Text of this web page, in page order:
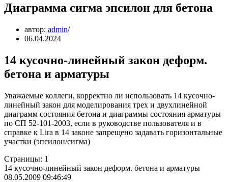
Диаграмма сигма эпсилон для бетона
автор: admin
06.04.2024
14 кусочно-линейный закон деформ.
бетона и арматуры
Уважаемые коллеги, корректно ли использовать 14 кусочно-
линейный закон для моделирования трех и двухлинейной
диaграмм состояния бетона и диаграммы состояния арматуры
по СП 52-101-2003, если в руководстве пользователя и в
справке к Lira в 14 законе запрещено задавать горизонтальные
участки (эпсилон/сигма)
Страницы: 1
14 кусочно-линейный закон деформ. бетона и арматуры
08.05.2009 09:46:49